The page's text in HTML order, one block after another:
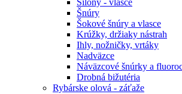
Silony - vlasce
Šnúry
Šokové šnúry a vlasce
Krúžky, držiaky nástrah
Ihly, nožničky, vrtáky
Nadväzce
Náväzcové šnúrky a
Drobná bižutéria
Rybárske olová - záťaže